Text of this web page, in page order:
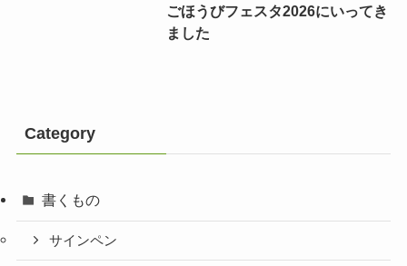
ごほうびフェスタ2026にいってき
ました
Category
書くもの
サインペン